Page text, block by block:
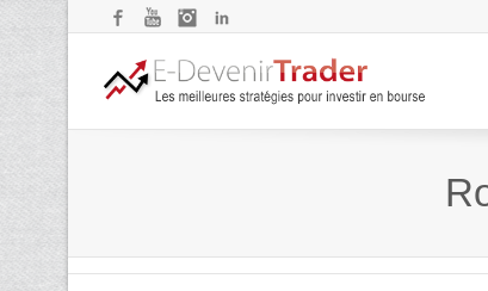
FacebookYouTubeInstagram